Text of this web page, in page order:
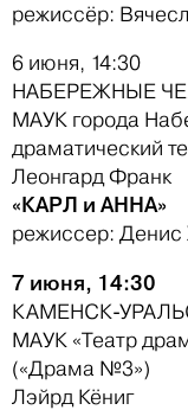
режиссёр:
6 июня, 14:30
НАБЕРЕЖНЫЕ
МАУК города
драматический
Леонгард Франк
«КАРЛ и АННА»
режиссер: Денис
7 июня, 14:30
КАМЕНСК-
МАУК «Театр
(«Драма №3»)
Лэйрд Кёниг